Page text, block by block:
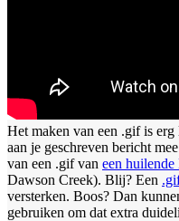
Het maken van een .gif is
aan je geschreven bericht
van een .gif van een
Dawson Creek). Blij? Een
versterken. Boos? Dan
gebruiken om dat extra